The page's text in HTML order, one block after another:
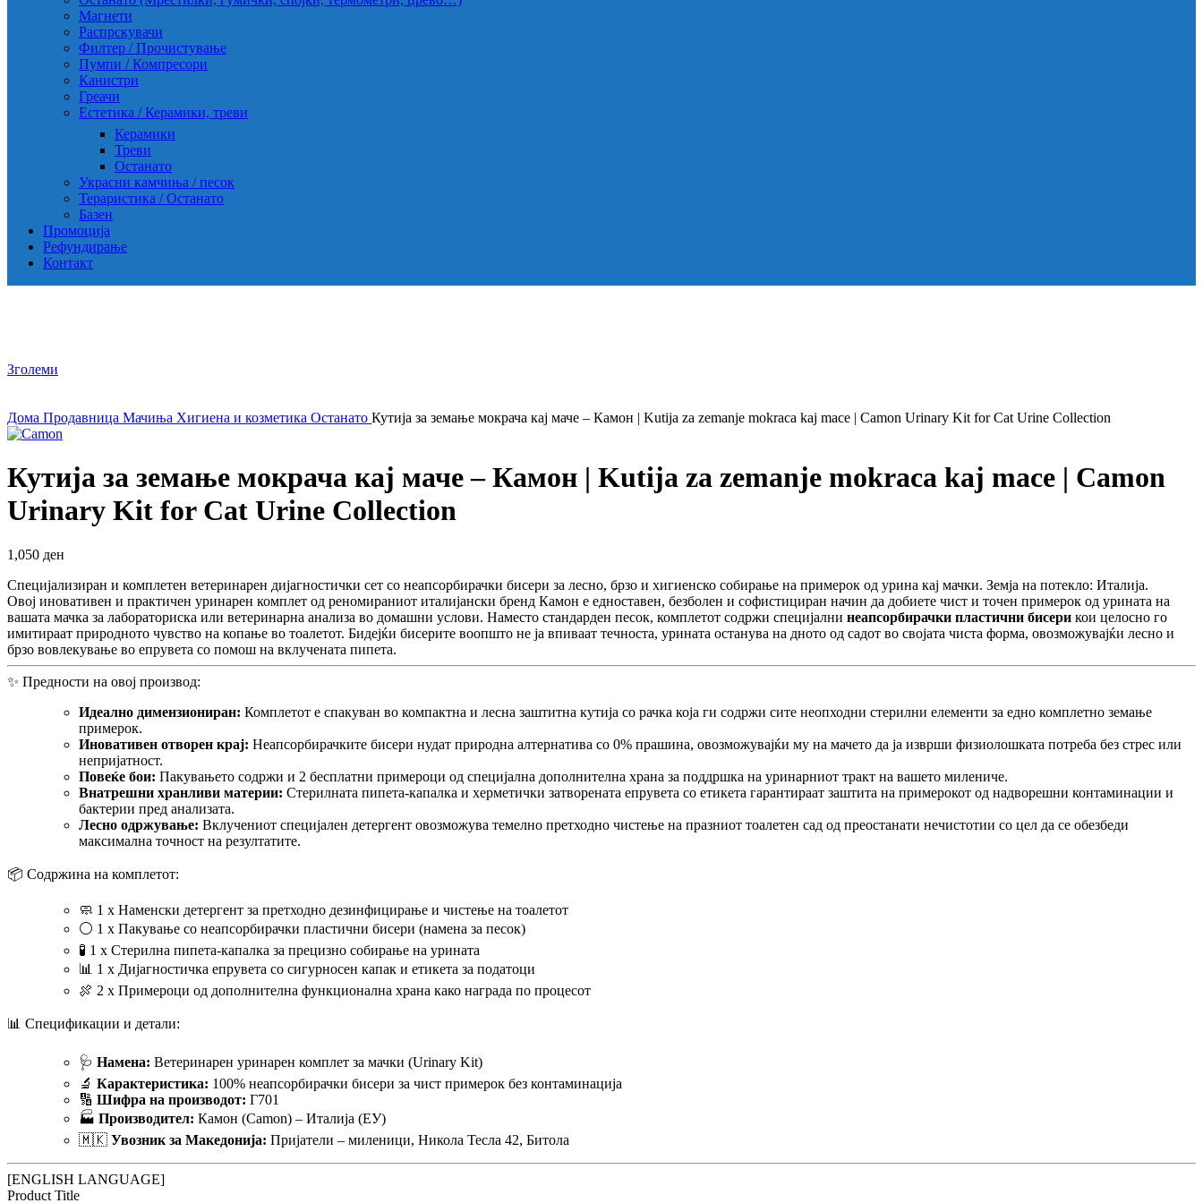
Магнети
Распрскувачи
Филтер / Прочистување
Пумпи / Компресори
Канистри
Греачи
Естетика / Керамики, треви
Керамики
Треви
Останато
Украсни камчиња / песок
Тераристика / Останато
Базен
Промоција
Рефундирање
Контакт
Зголеми
Дома Продавница Мачиња Хигиена и козметика Останато Кутија за земање мокрача кај маче – Камон | Kutija za zemanje mokraca kaj mace | Camon Urinary Kit for Cat Urine Collection
Кутија за земање мокрача кај маче – Камон | Kutija za zemanje mokraca kaj mace | Camon
Urinary Kit for Cat Urine Collection
1,050 ден
Специјализиран и комплетен ветеринарен дијагностички сет со неапсорбирачки бисери за лесно, брзо и хигиенско собирање на примерок од урина кај мачки. Земја на потекло: Италија.
Овој иновативен и практичен уринарен комплет од реномираниот италијански бренд Камон е едноставен, безболен и софистициран начин да добиете чист и точен примерок од урината на
вашата мачка за лабораториска или ветеринарна анализа во домашни услови. Наместо стандарден песок, комплетот содржи специјални неапсорбирачки пластични бисери кои целосно го
имитираат природното чувство на копање во тоалетот. Бидејќи бисерите воопшто не ја впиваат течноста, урината останува на дното од садот во својата чиста форма, овозможувајќи лесно и
брзо вовлекување во епрувета со помош на вклучената пипета.
✨ Предности на овој производ:
Идеално димензиониран: Комплетот е спакуван во компактна и лесна заштитна кутија со рачка која ги содржи сите неопходни стерилни елементи за едно комплетно земање
примерок.
Иновативен отворен крај: Неапсорбирачките бисери нудат природна алтернатива со 0% прашина, овозможувајќи му на мачето да ја изврши физиолошката потреба без стрес или
непријатност.
Повеќе бои: Пакувањето содржи и 2 бесплатни примероци од специјална дополнителна храна за поддршка на уринарниот тракт на вашето милениче.
Внатрешни хранливи материи: Стерилната пипета-капалка и херметички затворената епрувета со етикета гарантираат заштита на примерокот од надворешни контаминации и
бактерии пред анализата.
Лесно одржување: Вклучениот специјален детергент овозможува темелно претходно чистење на празниот тоалетен сад од преостанати нечистотии со цел да се обезбеди
максимална точност на резултатите.
📦 Содржина на комплетот:
🧼 1 х Наменски детергент за претходно дезинфицирање и чистење на тоалетот
⚪ 1 х Пакување со неапсорбирачки пластични бисери (намена за песок)
🧪 1 х Стерилна пипета-капалка за прецизно собирање на урината
📊 1 х Дијагностичка епрувета со сигурносен капак и етикета за податоци
🍖 2 х Примероци од дополнителна функционална храна како награда по процесот
📊 Спецификации и детали:
🩺 Намена: Ветеринарен уринарен комплет за мачки (Urinary Kit)
🔬 Карактеристика: 100% неапсорбирачки бисери за чист примерок без контаминација
🔢 Шифра на производот: Г701
🏭 Производител: Камон (Camon) – Италија (ЕУ)
🇲🇰 Увозник за Македонија: Пријатели – миленици, Никола Тесла 42, Битола
[ENGLISH LANGUAGE]
Product Title